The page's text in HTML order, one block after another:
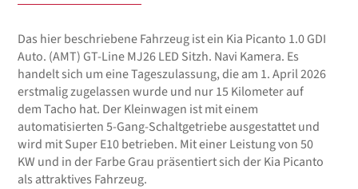
Das hier beschriebene Fahrzeug ist ein Kia Picanto 1.0 GDI
Auto. (AMT) GT-Line MJ26 LED Sitzh. Navi Kamera. Es
handelt sich um eine Tageszulassung, die am 1. April 2026
erstmalig zugelassen wurde und nur 15 Kilometer auf
dem Tacho hat. Der Kleinwagen ist mit einem
automatisierten 5-Gang-Schaltgetriebe ausgestattet und
wird mit Super E10 betrieben. Mit einer Leistung von 50
KW und in der Farbe Grau präsentiert sich der Kia Picanto
als attraktives Fahrzeug.